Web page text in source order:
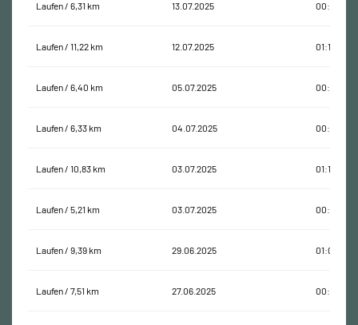
Laufen / 6,31 km 13.07.2025 00:38:46
Laufen / 11,22 km 12.07.2025 01:12:30
Laufen / 6,40 km 05.07.2025 00:40:46
Laufen / 6,33 km 04.07.2025 00:40:50
Laufen / 10,83 km 03.07.2025 01:11:05
Laufen / 5,21 km 03.07.2025 00:34:02
Laufen / 9,39 km 29.06.2025 01:03:34
Laufen / 7,51 km 27.06.2025 00:48:47